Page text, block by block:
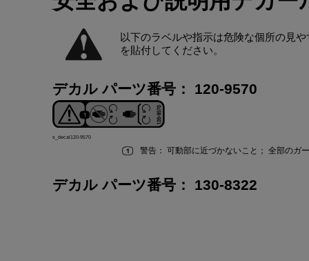
以下のラベルや指示は危険な個所の見や
を貼付してください。
デカル パーツ番号： 120-9570
s_decal120-9570
警告 ：可動部に近づかないこと ；全部のガ
デカル パーツ番号： 130-8322